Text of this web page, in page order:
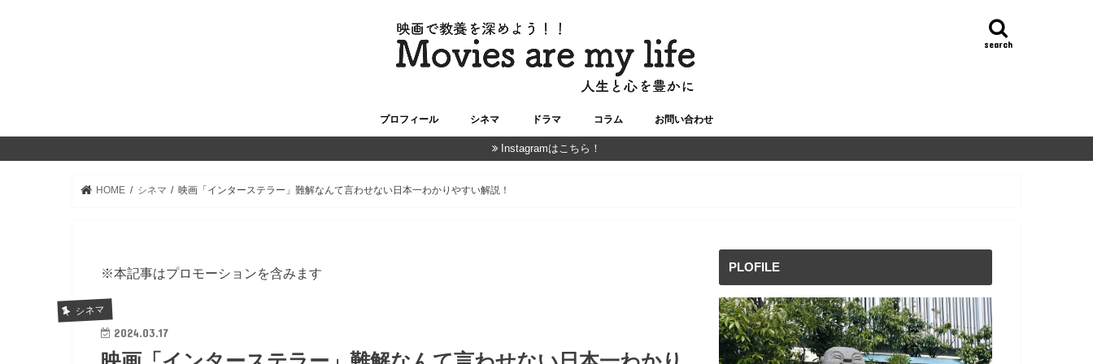
search
プロフィール シネマ ドラマ コラム お問い合わせ
Instagramはこちら！
HOME シネマ 映画「インターステラー」難解なんて言わせない日本一わかりやすい解説！
※本記事はプロモーションを含みます
シネマ
2024.03.17
PLOFILE